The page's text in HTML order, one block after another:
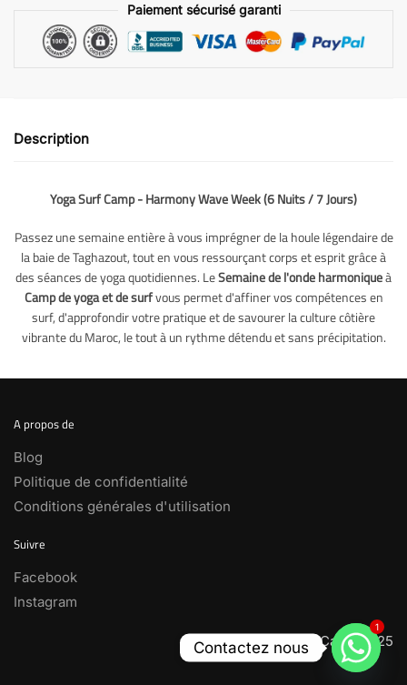
Paiement sécurisé garanti
Description
Yoga Surf Camp - Harmony Wave Week (6 Nuits / 7 Jours)
Passez une semaine entière à vous imprégner de la houle légendaire de
la baie de Taghazout, tout en vous ressourçant corps et esprit grâce à
des séances de yoga quotidiennes. LeSemaine de l'onde harmoniqueà
Camp de yoga et de surfvous permet d'affiner vos compétences en
surf, d'approfondir votre pratique et de savourer la culture côtière
vibrante du Maroc, le tout à un rythme détendu et sans précipitation.
A propos de
Blog
Politique de confidentialité
Conditions générales d'utilisation
Suivre
Facebook
Instagram
Yoga Surf Camp 2025
1
Contactez nous